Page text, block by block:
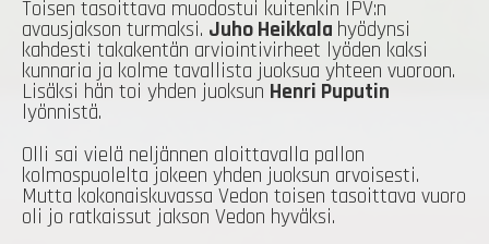
Toisen tasoittava muodostui kuitenkin IPV:n
avausjakson turmaksi. Juho Heikkala hyödynsi
kahdesti takakentän arviointivirheet lyöden kaksi
kunnaria ja kolme tavallista juoksua yhteen vuoroon.
Lisäksi hän toi yhden juoksun Henri Puputin
lyönnistä.
Olli sai vielä neljännen aloittavalla pallon
kolmospuolelta jokeen yhden juoksun arvoisesti.
Mutta kokonaiskuvassa Vedon toisen tasoittava vuoro
oli jo ratkaissut jakson Vedon hyväksi.